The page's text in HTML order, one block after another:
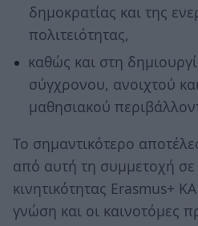
δημοκρατίας και της
πολιτειότητας,
καθώς και στη
σύγχρονου, ανοιχτού
μαθησιακού
Το σημαντικότερο
από αυτή τη συμμετοχή
κινητικότητας Erasmus+
γνώση και οι καινοτόμες